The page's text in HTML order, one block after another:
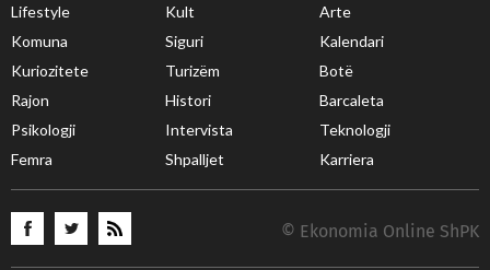
Lifestyle
Kult
Arte
Komuna
Siguri
Kalendari
Kuriozitete
Turizëm
Botë
Rajon
Histori
Barcaleta
Psikologji
Intervista
Teknologji
Femra
Shpalljet Karriera
© Ekonomia Online ShPK